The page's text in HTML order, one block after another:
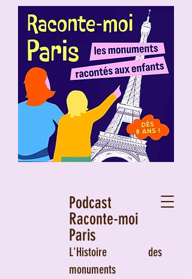
Podcast
Raconte-moi
Paris
L'Histoire des
monuments